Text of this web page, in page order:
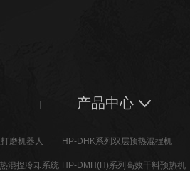
产品中心
磨机器人
混捏冷却系统
HP-DHK系列双层预热混捏机
HP-DMH(H)系列高效干料预热机